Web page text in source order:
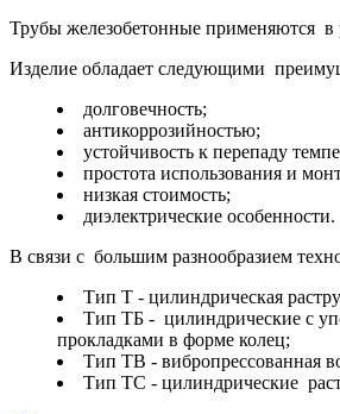
Трубы железобетонные применяются в
Изделие обладает следующими
долговечность;
антикоррозийностью;
устойчивость к перепаду
простота использования и
низкая стоимость;
диэлектрические особенности.
В связи с большим разнообразием
Тип Т - цилиндрическая
Тип ТБ - цилиндрические с
прокладками в форме колец;
Тип ТВ - вибропрессованная
Тип ТС - цилиндрические